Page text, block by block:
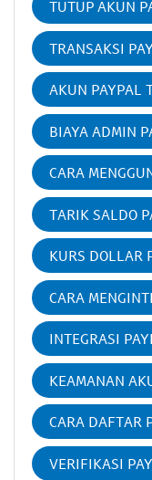
TUTUP AKUN
TRANSAKSI
AKUN PAYPAL
BIAYA ADMIN
CARA
TARIK SALDO
KURS DOLLAR
CARA
INTEGRASI
KEAMANAN
CARA DAFTAR
VERIFIKASI